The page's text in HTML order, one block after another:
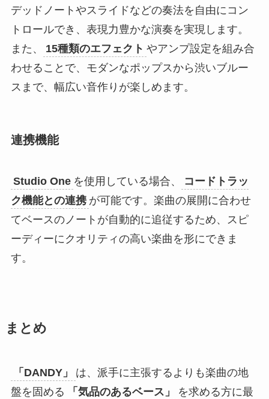
デッドノートやスライドなどの奏法を自由にコン
トロールでき、表現力豊かな演奏を実現します。
また、
15種類のエフェクト やアンプ設定を組み合
わせることで、モダンなポップスから渋いブルー
スまで、幅広い音作りが楽しめます。
連携機能
Studio One を使用している場合、
コードトラッ
ク機能との連携 が可能です。楽曲の展開に合わせ
てベースのノートが自動的に追従するため、スピ
ーディーにクオリティの高い楽曲を形にできま
す。
まとめ
「DANDY」
は、派手に主張するよりも楽曲の地
盤を固める
「気品のあるベース」
を求める方に最